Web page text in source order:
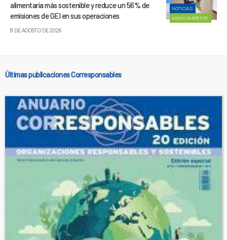
NOTICIAS
MEDIOAMBIENTE
alimentaria más sostenible y reduce un 56% de
emisiones de GEI en sus operaciones
8 DE AGOSTO DE 2026
Últimas publicaciones Corresponsables